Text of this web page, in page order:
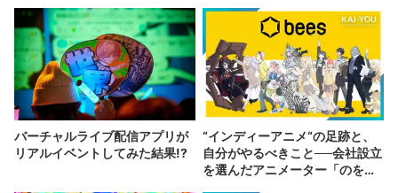
バーチャルライブ配信アプリが
リアルイベントしてみた結果!?
“インディーアニメ“の足跡と、
自分がやるべきこと──会社設立
を選んだアニメーター「のを